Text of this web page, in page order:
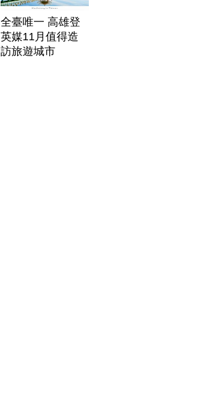
全臺唯一 高雄登
英媒11月值得造
訪旅遊城市